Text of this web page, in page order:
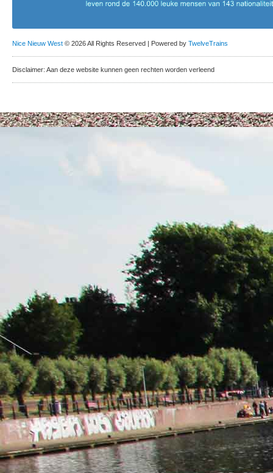
Nice Nieuw West © 2026 All Rights Reserved | Powered by TwelveTrains
Disclaimer: Aan deze website kunnen geen rechten worden verleend